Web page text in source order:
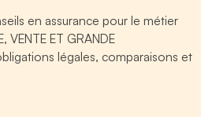
en assurance pour le métier
VENTE ET GRANDE
légales, comparaisons et